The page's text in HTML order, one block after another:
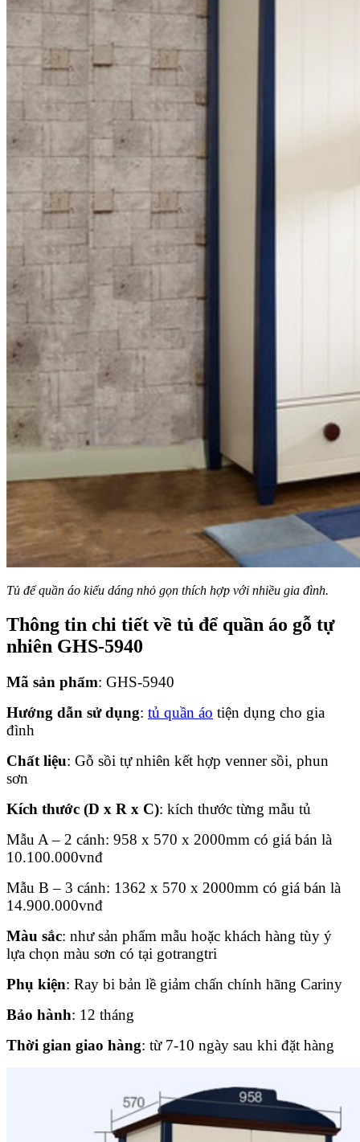
Tủ để quần áo kiểu dáng nhỏ gọn thích hợp với nhiều gia đình.
Thông tin chi tiết về tủ để quần áo gỗ tự
nhiên GHS-5940
Mã sản phẩm: GHS-5940
Hướng dẫn sử dụng: tủ quần áo tiện dụng cho gia
đình
Chất liệu: Gỗ sồi tự nhiên kết hợp venner sồi, phun
sơn
Kích thước (D x R x C): kích thước từng mẫu tủ
Mẫu A – 2 cánh: 958 x 570 x 2000mm có giá bán là
10.100.000vnđ
Mẫu B – 3 cánh: 1362 x 570 x 2000mm có giá bán là
14.900.000vnđ
Màu sắc: như sản phẩm mẫu hoặc khách hàng tùy ý
lựa chọn màu sơn có tại gotrangtri
Phụ kiện: Ray bi bản lề giảm chấn chính hãng Cariny
Bảo hành: 12 tháng
Thời gian giao hàng: từ 7-10 ngày sau khi đặt hàng